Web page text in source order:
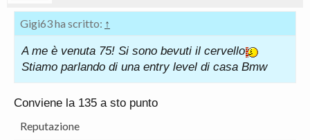
Gigi63 ha scritto: ↑
A me è venuta 75! Si sono bevuti il cervello
Stiamo parlando di una entry level di casa Bmw
Conviene la 135 a sto punto
Reputazione